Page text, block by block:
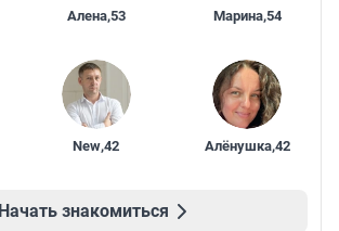
Алена,53 Марина,54
New,42 Алёнушка,42
Начать знакомиться